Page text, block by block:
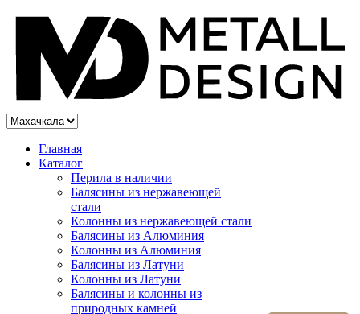
Главная
Каталог
Перила в наличии
Балясины из нержавеющей
стали
Колонны из нержавеющей стали
Балясины из Алюминия
Колонны из Алюминия
Балясины из Латуни
Колонны из Латуни
Балясины и колонны из
природных камней